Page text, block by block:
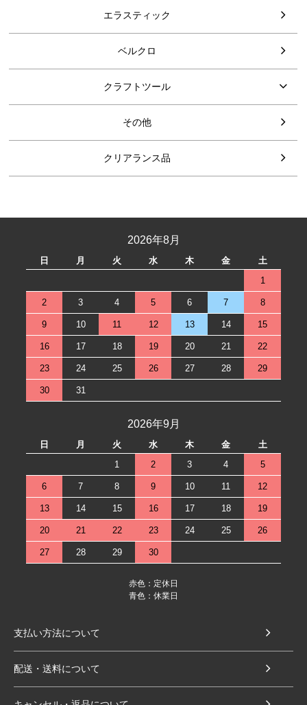
エラスティック
ベルクロ
クラフトツール
その他
クリアランス品
2026年8月
日 月 火 水 木 金
土
1
2 3 4 5 6 7 8
9 10 11 12 13 14 15
16 17 18 19 20 21 22
23 24 25 26 27 28 29
30 31
2026年9月
日 月 火 水 木 金
土
1
2 3 4 5
6 7 8 9 10 11 12
13 14 15 16 17 18 19
20 21 22 23 24 25 26
27 28 29 30
赤色：定休日
青色：休業日
支払い方法について
配送・送料について